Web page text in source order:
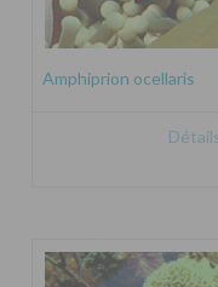
Amphiprion ocellaris